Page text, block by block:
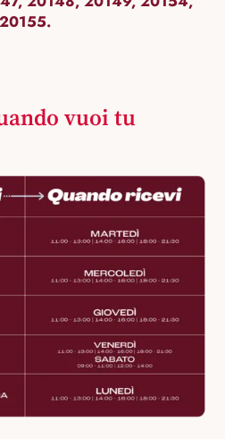
20155.
vuoi tu